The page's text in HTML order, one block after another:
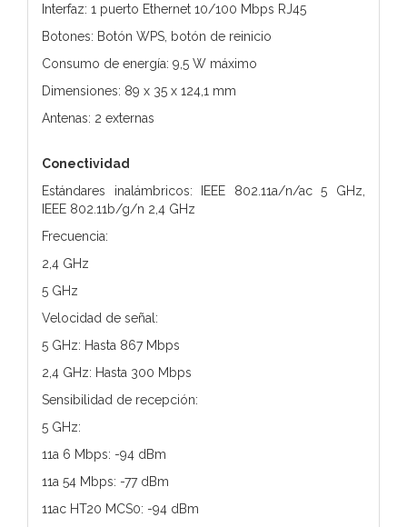
Interfaz: 1 puerto Ethernet 10/100 Mbps RJ45
Botones: Botón WPS, botón de reinicio
Consumo de energía: 9,5 W máximo
Dimensiones: 89 x 35 x 124,1 mm
Antenas: 2 externas
Conectividad
Estándares inalámbricos: IEEE 802.11a/n/ac 5 GHz,
IEEE 802.11b/g/n 2,4 GHz
Frecuencia:
2,4 GHz
5 GHz
Velocidad de señal:
5 GHz: Hasta 867 Mbps
2,4 GHz: Hasta 300 Mbps
Sensibilidad de recepción:
5 GHz:
11a 6 Mbps: -94 dBm
11a 54 Mbps: -77 dBm
11ac HT20 MCS0: -94 dBm